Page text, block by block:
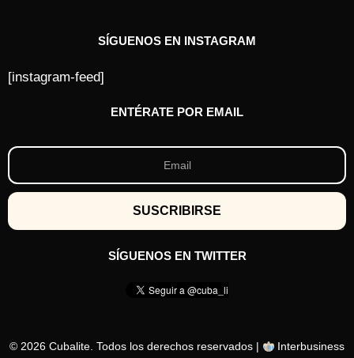
SÍGUENOS EN INSTAGRAM
[instagram-feed]
ENTÉRATE POR EMAIL
SÍGUENOS EN TWITTER
© 2026 Cubalite. Todos los derechos reservados | Interbusiness